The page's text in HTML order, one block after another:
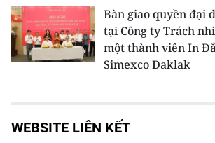
Bàn giao quyền đại
tại Công ty Trách
một thành viên In
Simexco Daklak
WEBSITE LIÊN KẾT